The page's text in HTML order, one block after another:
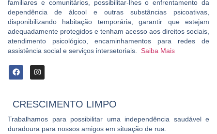
familiares e comunitários, possibilitar-lhes o enfrentamento da
dependência de álcool e outras substâncias psicoativas,
disponibilizando habitação temporária, garantir que estejam
adequadamente protegidos e tenham acesso aos direitos sociais,
atendimento psicológico, encaminhamentos para redes de
assistência social e serviços intersetoriais. Saiba Mais
CRESCIMENTO LIMPO
Trabalhamos para possibilitar uma independência saudável e
duradoura para nossos amigos em situação de rua.